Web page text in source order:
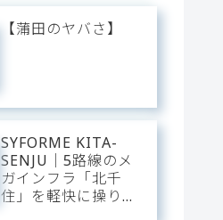
【蒲田のヤバさ】
SYFORME KITA-
SENJU｜5路線のメ
ガインフラ「北千
住」を軽快に操り、